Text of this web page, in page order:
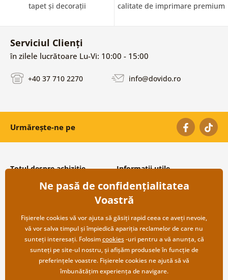
tapet și decorații calitate de imprimare premium
Serviciul Clienți
în zilele lucrătoare Lu-Vi: 10:00 - 15:00
+40 37 710 2270 info@dovido.ro
Urmărește-ne pe
Totul despre achiziție
Condiții și termeni generali
Protecția datelor personale
Transport și modalități de plată
Returnare
Informații utile
Despre noi
Întrebări frecvente
Contacte
Cooperare angro
Ne pasă de confidențialitatea
Voastră
Fișierele cookies vă vor ajuta să găsiți rapid ceea ce aveți nevoie,
vă vor salva timpul și împiedică apariția reclamelor de care nu
sunteți interesați. Folosimcookies-uri pentru a vă anunța, că
sunteți pe site-ul nostru, și afișăm produsele în funcție de
preferințele voastre. Fișierele cookies ne ajută să vă
îmbunătățim experiența de navigare.